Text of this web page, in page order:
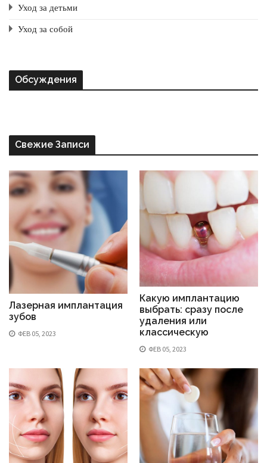
Уход за детьми
Уход за собой
Обсуждения
Свежие Записи
Лазерная имплантация
зубов
ФЕВ 05, 2023
Какую имплантацию
выбрать: сразу после
удаления или
классическую
ФЕВ 05, 2023